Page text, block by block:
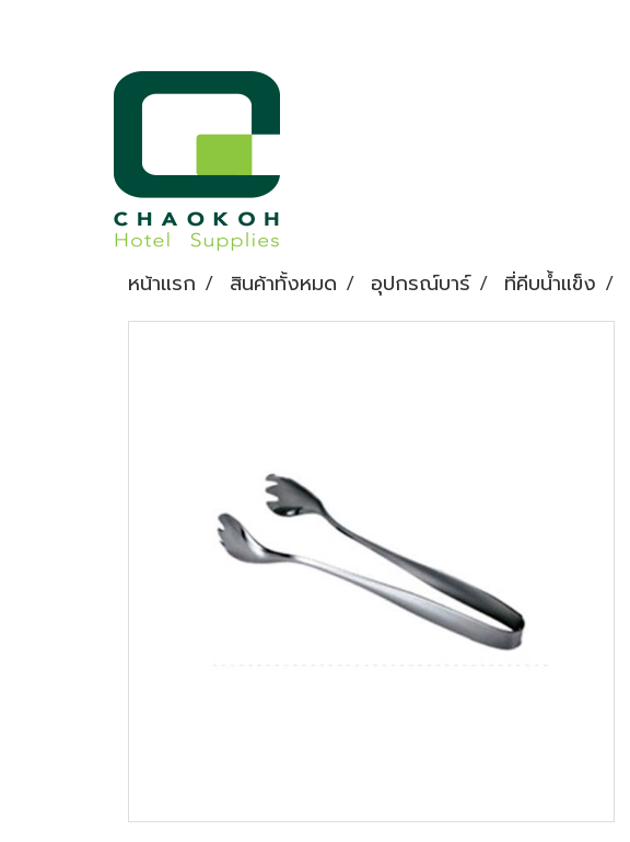
หน้าแรก สินค้าทั้งหมด อุปกรณ์บาร์ ที่คีบน้ำแข็ง